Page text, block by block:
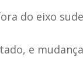
do eixo
e mudança